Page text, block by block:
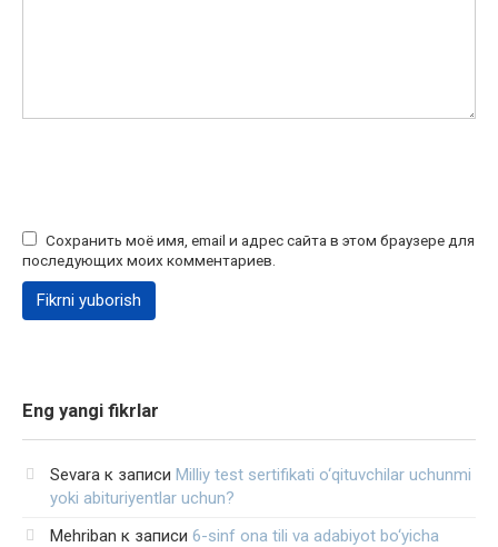
Сохранить моё имя, email и адрес сайта в этом браузере для
последующих моих комментариев.
Eng yangi fikrlar
Sevara к записи Milliy test sertifikati o‘qituvchilar uchunmi
yoki abituriyentlar uchun?
Mehriban к записи 6-sinf ona tili va adabiyot bo‘yicha